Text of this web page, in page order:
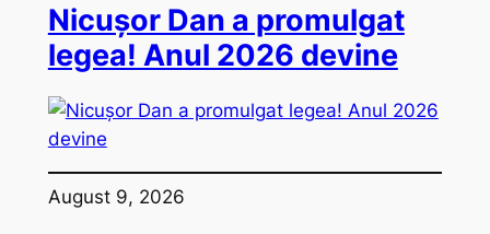
Nicușor Dan a promulgat
legea! Anul 2026 devine
August 9, 2026